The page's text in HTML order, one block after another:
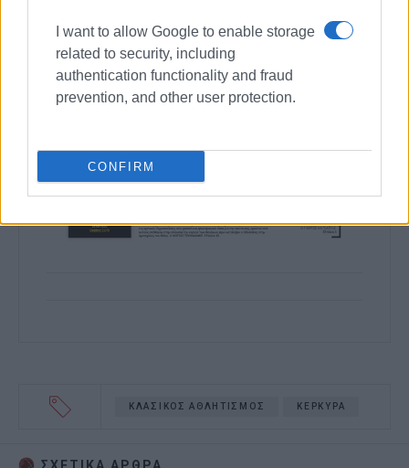
I want to allow Google to enable storage
related to security, including
authentication functionality and fraud
prevention, and other user protection.
CONFIRM
ΚΛΑΣΙΚΟΣ ΑΘΛΗΤΙΣΜΟΣ ΚΕΡΚΥΡΑ